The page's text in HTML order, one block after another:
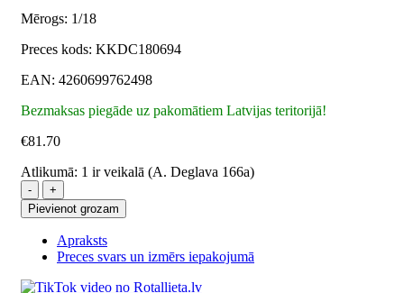
Mērogs: 1/18
Preces kods: KKDC180694
EAN: 4260699762498
Bezmaksas piegāde uz pakomātiem Latvijas teritorijā!
€81.70
Atlikumā: 1 ir veikalā (A. Deglava 166a)
Ferrari
F40
1987
Red
auto
modelis
1:18
Pievienot grozam
Apraksts
Preces svars un izmērs iepakojumā